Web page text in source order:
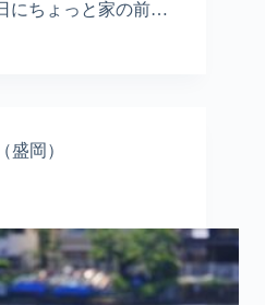
にちょっと家の前…
盛岡）